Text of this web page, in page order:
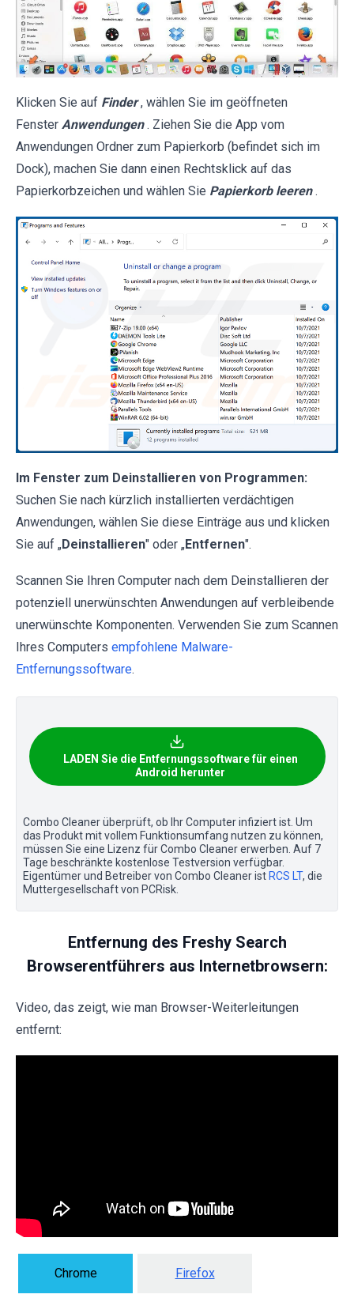
Klicken Sie auf Finder , wählen Sie im geöffneten
Fenster Anwendungen . Ziehen Sie die App vom
Anwendungen Ordner zum Papierkorb (befindet sich im
Dock), machen Sie dann einen Rechtsklick auf das
Papierkorbzeichen und wählen Sie Papierkorb leeren .
Im Fenster zum Deinstallieren von Programmen:
Suchen Sie nach kürzlich installierten verdächtigen
Anwendungen, wählen Sie diese Einträge aus und klicken
Sie auf „Deinstallieren" oder „Entfernen".
Scannen Sie Ihren Computer nach dem Deinstallieren der
potenziell unerwünschten Anwendungen auf verbleibende
unerwünschte Komponenten. Verwenden Sie zum Scannen
Ihres Computers empfohlene Malware-
Entfernungssoftware.
LADEN Sie die Entfernungssoftware für einen
Android herunter
Combo Cleaner überprüft, ob Ihr Computer infiziert ist. Um
das Produkt mit vollem Funktionsumfang nutzen zu können,
müssen Sie eine Lizenz für Combo Cleaner erwerben. Auf 7
Tage beschränkte kostenlose Testversion verfügbar.
Eigentümer und Betreiber von Combo Cleaner ist RCS LT, die
Muttergesellschaft von PCRisk.
Entfernung des Freshy Search
Browserentführers aus Internetbrowsern:
Video, das zeigt, wie man Browser-Weiterleitungen
entfernt:
Chrome Firefox